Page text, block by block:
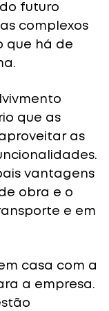
futuro
complexos
que há de
que as
as
vantagens
obra e o
e em
casa com a
a empresa.